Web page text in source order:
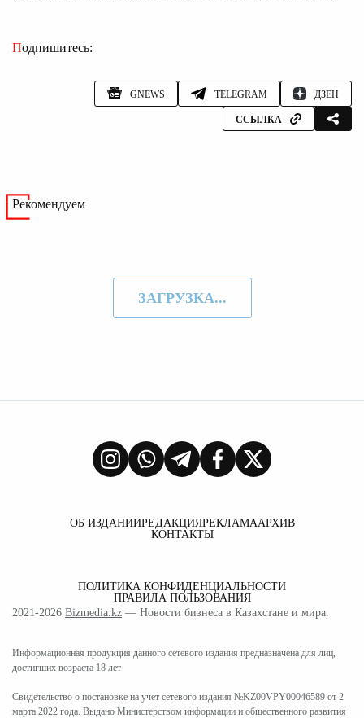
Подпишитесь:
GNEWS TELEGRAM ДЗЕН
ССЫЛКА
Рекомендуем
ЗАГРУЗКА...
ОБ ИЗДАНИИРЕДАКЦИЯРЕКЛАМААРХИВ
КОНТАКТЫ
ПОЛИТИКА КОНФИДЕНЦИАЛЬНОСТИ
ПРАВИЛА ПОЛЬЗОВАНИЯ
2021-2026 Bizmedia.kz — Новости бизнеса в Казахстане и мира.
Информационная продукция данного сетевого издания предназначена для лиц,
достигших возраста 18 лет
Свидетельство о постановке на учет сетевого издания №KZ00VPY00046589 от 2
марта 2022 года. Выдано Министерством информации и общественного развития